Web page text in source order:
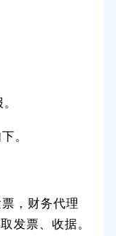
。
，财务代理
发票、收据。